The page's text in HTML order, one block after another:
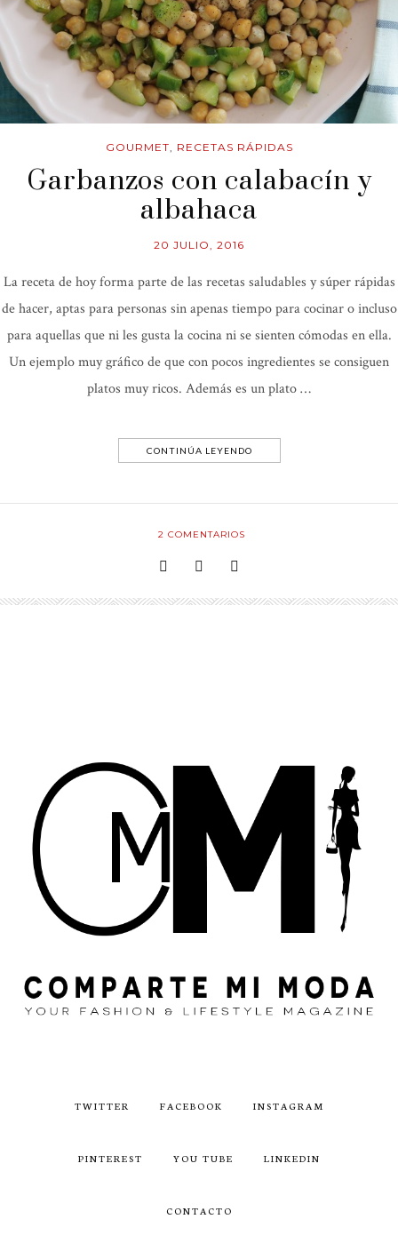
GOURMET, RECETAS RÁPIDAS
Garbanzos con calabacín y
albahaca
20 JULIO, 2016
La receta de hoy forma parte de las recetas saludables y súper rápidas
de hacer, aptas para personas sin apenas tiempo para cocinar o incluso
para aquellas que ni les gusta la cocina ni se sienten cómodas en ella.
Un ejemplo muy gráfico de que con pocos ingredientes se consiguen
platos muy ricos. Además es un plato …
CONTINÚA LEYENDO
2 COMENTARIOS
TWITTER FACEBOOK INSTAGRAM
PINTEREST YOU TUBE LINKEDIN
CONTACTO